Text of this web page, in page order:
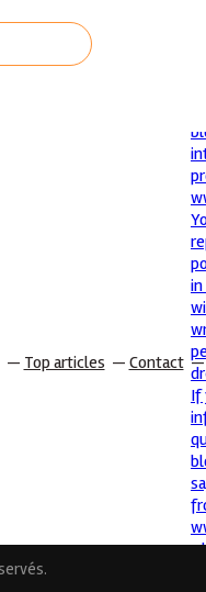
Top articles Contact